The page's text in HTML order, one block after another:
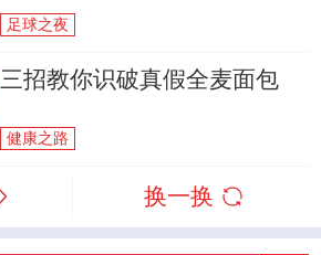
足球之夜
三招教你识破真假全麦面包
健康之路
换一换